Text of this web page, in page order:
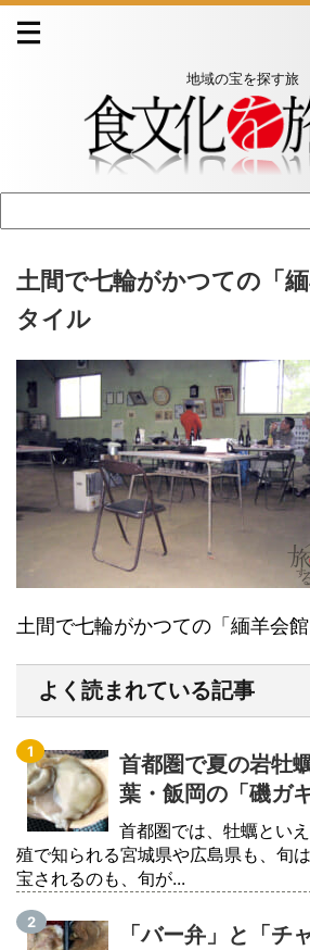
地域の宝を探す旅
土間で七輪がかつての「
タイル
土間で七輪がかつての「緬羊会
よく読まれている記事
首都圏で夏の岩牡
葉・飯岡の「磯ガキ
首都圏では、牡蠣とい
殖で知られる宮城県や広島県も、旬
宝されるのも、旬が...
「バー弁」と「